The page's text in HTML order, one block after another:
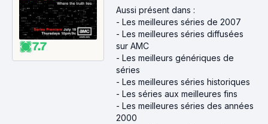
7.7
Aussi présent dans :
- Les meilleures séries de 2007
- Les meilleures séries diffusées
sur AMC
- Les meilleurs génériques de
séries
- Les meilleures séries historiques
- Les séries aux meilleures fins
- Les meilleures séries des années
2000